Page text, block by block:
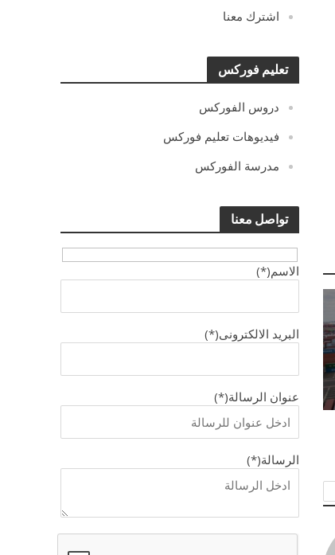
اشترك معنا
تعليم فوركس
دروس الفوركس
فيديوهات تعليم فوركس
مدرسة الفوركس
تواصل معنا
الاسم(*)
البريد الالكترونى(*)
عنوان الرسالة(*)
الرسالة(*)